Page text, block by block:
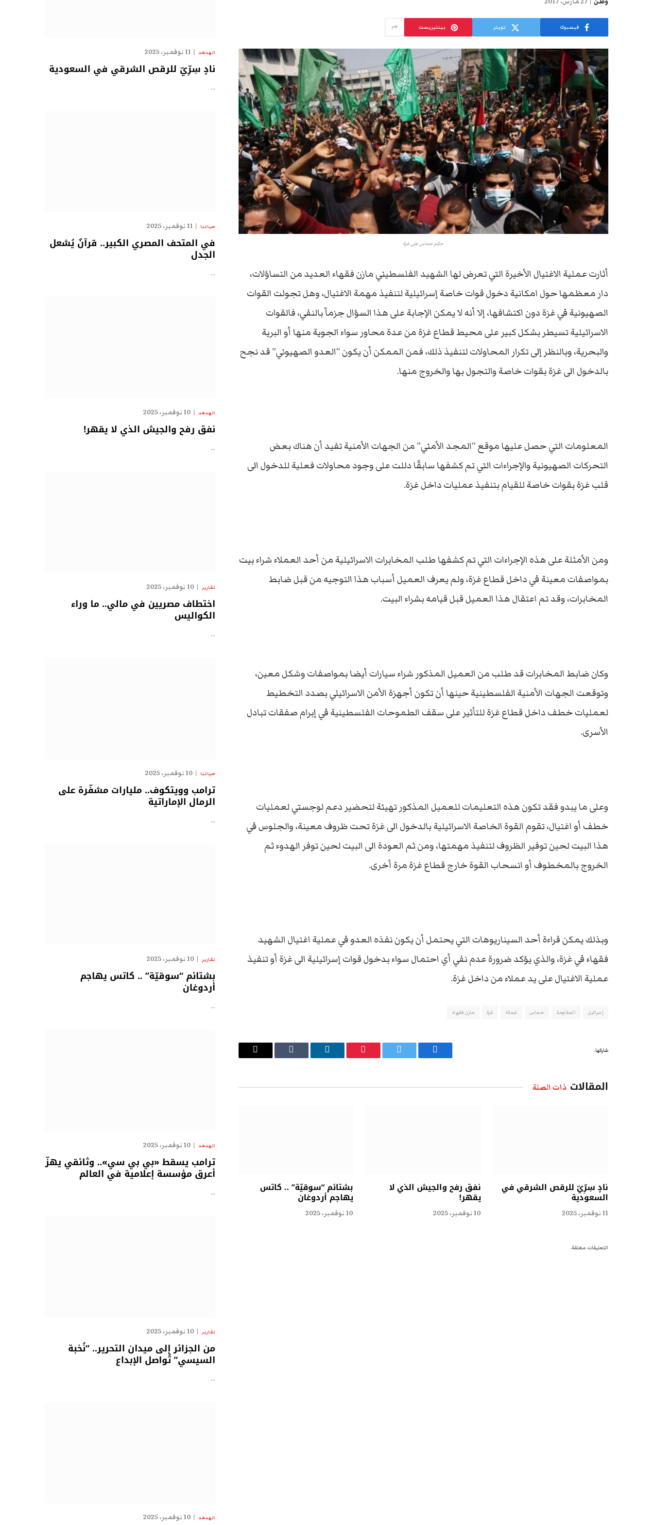
فيسبوك تويتر بينتيريست
حكم حماس على غزة
أثارت عملية الاغتيال الأخيرة التي تعرض لها الشهيد الفلسطيني مازن فقهاء العديد من التساؤلات،
دار معظمها حول امكانية دخول قوات خاصة إسرائيلية لتنفيذ مهمة الاغتيال، وهل تجولت القوات
الصهيونية في غزة دون اكتشافها، إلا أنه لا يمكن الإجابة على هذا السؤال جزماً بالنفي، فالقوات
الاسرائيلية تسيطر بشكل كبير على محيط قطاع غزة من عدة محاور سواء الجوية منها أو البرية
والبحرية، وبالنظر إلى تكرار المحاولات لتنفيذ ذلك، فمن الممكن أن يكون “العدو الصهيوني” قد نجح
بالدخول الى غزة بقوات خاصة والتجول بها والخروج منها.
المعلومات التي حصل عليها موقع “المجد الأمني” من الجهات الأمنية تفيد أن هناك بعض
التحركات الصهيونية والإجراءات التي تم كشفها سابقًا دللت على وجود محاولات فعلية للدخول الى
قلب غزة بقوات خاصة للقيام بتنفيذ عمليات داخل غزة.
ومن الأمثلة على هذه الإجراءات التي تم كشفها طلب المخابرات الاسرائيلية من أحد العملاء شراء بيت
بمواصفات معينة في داخل قطاع غزة، ولم يعرف العميل أسباب هذا التوجيه من قبل ضابط
المخابرات، وقد تم اعتقال هذا العميل قبل قيامه بشراء البيت.
وكان ضابط المخابرات قد طلب من العميل المذكور شراء سيارات أيضا بمواصفات وشكل معين،
وتوقعت الجهات الأمنية الفلسطينية حينها أن تكون أجهزة الأمن الاسرائيلي بصدد التخطيط
لعمليات خطف داخل قطاع غزة للتأثير على سقف الطموحات الفلسطينية في إبرام صفقات تبادل
الأسرى.
وعلى ما يبدو فقد تكون هذه التعليمات للعميل المذكور تهيئة لتحضير دعم لوجستي لعمليات
خطف أو اغتيال، تقوم القوة الخاصة الاسرائيلية بالدخول الى غزة تحت ظروف معينة، والجلوس في
هذا البيت لحين توفير الظروف لتنفيذ مهمتها، ومن ثم العودة الى البيت لحين توفر الهدوء ثم
الخروج بالمخطوف أو انسحاب القوة خارج قطاع غزة مرة أخرى.
وبذلك يمكن قراءة أحد السيناريوهات التي يحتمل أن يكون نفذه العدو في عملية اغتيال الشهيد
فقهاء في غزة، والذي يؤكد ضرورة عدم نفي أي احتمال سواء بدخول قوات إسرائيلية الى غزة أو تنفيذ
عملية الاغتيال على يد عملاء من داخل غزة.
إسرائيل المقاومة حماس عملاء غزة مازن فقهاء
شاركها.
فيسبوك تويتر بينتيريست لينكدإن Tumblr
البريد
المقالات ذات الصلة
نادٍ سِرِّيّ للرقص الشرقي في
السعودية
11 نوفمبر، 2025
نفق رفح والجيش الذي لا
يقهر!
10 نوفمبر، 2025
بشتائم “سوقيّة” .. كاتس
يهاجم أردوغان
10 نوفمبر، 2025
التعليقات مغلقة.
الهدهد 11 نوفمبر، 2025
نادٍ سِرِّيّ للرقص الشرقي في السعودية
…
حياتنا 11 نوفمبر، 2025
في المتحف المصري الكبير.. قرآنٌ يُشعل
الجدل
…
الهدهد 10 نوفمبر، 2025
نفق رفح والجيش الذي لا يقهر!
…
تقارير 10 نوفمبر، 2025
اختطاف مصريين في مالي.. ما وراء
الكواليس
…
حياتنا 10 نوفمبر، 2025
ترامب وويتكوف.. مليارات مشفّرة على
الرمال الإماراتية
…
تقارير 10 نوفمبر، 2025
بشتائم “سوقيّة” .. كاتس يهاجم
أردوغان
…
الهدهد 10 نوفمبر، 2025
ترامب يسقط «بي بي سي».. وثائقي يهزّ
أعرق مؤسسة إعلامية في العالم
…
تقارير 10 نوفمبر، 2025
من الجزائر إلى ميدان التحرير.. “نُخبة
السيسي” تُواصل الإبداع
…
الهدهد 10 نوفمبر، 2025